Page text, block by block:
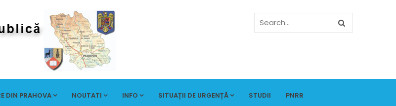
DIN PRAHOVA NOUTATI INFO SITUAȚII DE URGENȚĂ STUDII PNRR